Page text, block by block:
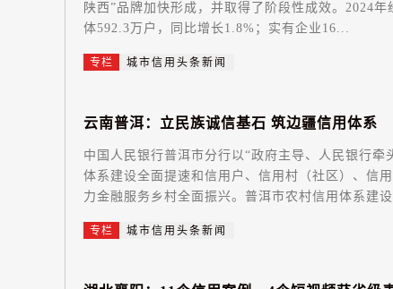
陕西”品牌加快形成，并取得了阶段性成效。2024
体592.3万户，同比增长1.8%；实有企业16...
专栏 城市信用头条新闻
云南普洱： 立 民族诚信基石 筑边疆信用 体系
中国人民银行普洱市分行以“政府主导、人民银行牵
体系建设全面提速和信用户、信用村（社区）、信
力金融服务乡村全面振兴。普洱市农村信用体系建
专栏 城市信用头条新闻